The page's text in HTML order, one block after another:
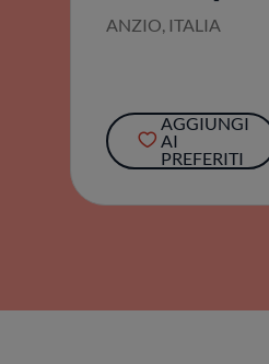
ANZIO, ITALIA
AGGIUNGI
AI
PREFERITI